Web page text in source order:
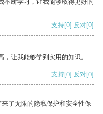
不断学习，让我能够取得更好的
支持[0] 反对[0]
让我能够学到实用的知识。
支持[0] 反对[0]
了无限的隐私保护和安全性保